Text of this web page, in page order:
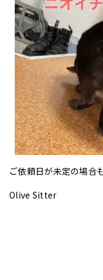
ご依頼日が未定の場合
Olive Sitter